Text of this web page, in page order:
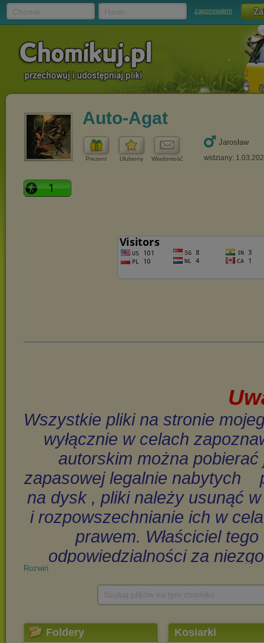
zapomniałem
Auto-Agat
Prezent Ulubiony Wiadomość
Jarosław
widziany:
Rozwiń
Foldery Kosiarki